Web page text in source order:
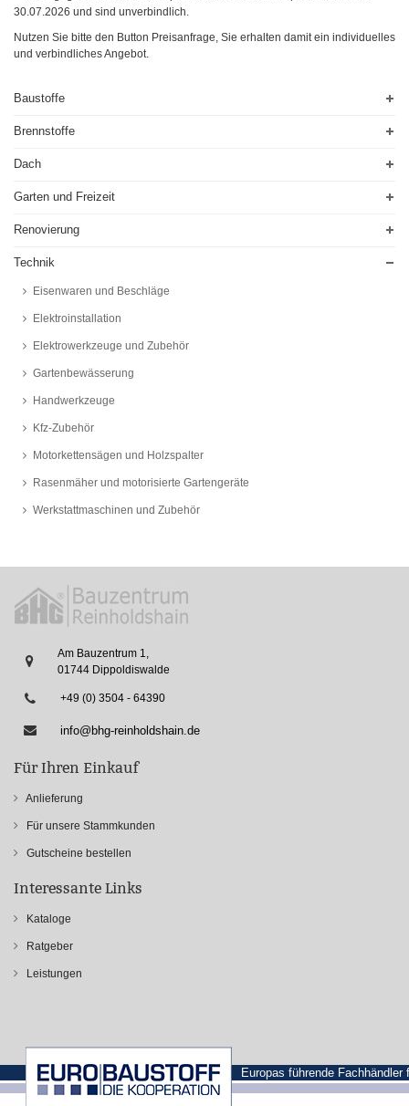
30.07.2026 und sind unverbindlich.
Nutzen Sie bitte den Button Preisanfrage, Sie erhalten damit ein individuelles
und verbindliches Angebot.
Baustoffe
Brennstoffe
Dach
Garten und Freizeit
Renovierung
Technik
Eisenwaren und Beschläge
Elektroinstallation
Elektrowerkzeuge und Zubehör
Gartenbewässerung
Handwerkzeuge
Kfz-Zubehör
Motorkettensägen und Holzspalter
Rasenmäher und motorisierte Gartengeräte
Werkstattmaschinen und Zubehör
Am Bauzentrum 1,
01744 Dippoldiswalde
+49 (0) 3504 - 64390
info@bhg-reinholdshain.de
Für Ihren Einkauf
Anlieferung
Für unsere Stammkunden
Gutscheine bestellen
Interessante Links
Kataloge
Ratgeber
Leistungen
Europas führende